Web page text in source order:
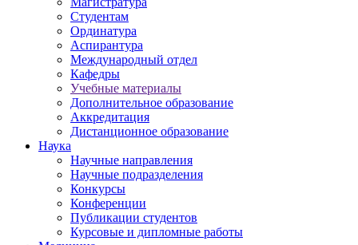
Студентам
Ординатура
Аспирантура
Международный отдел
Кафедры
Учебные материалы
Дополнительное образование
Аккредитация
Дистанционное образование
Наука
Научные направления
Научные подразделения
Конкурсы
Конференции
Публикации студентов
Курсовые и дипломные работы